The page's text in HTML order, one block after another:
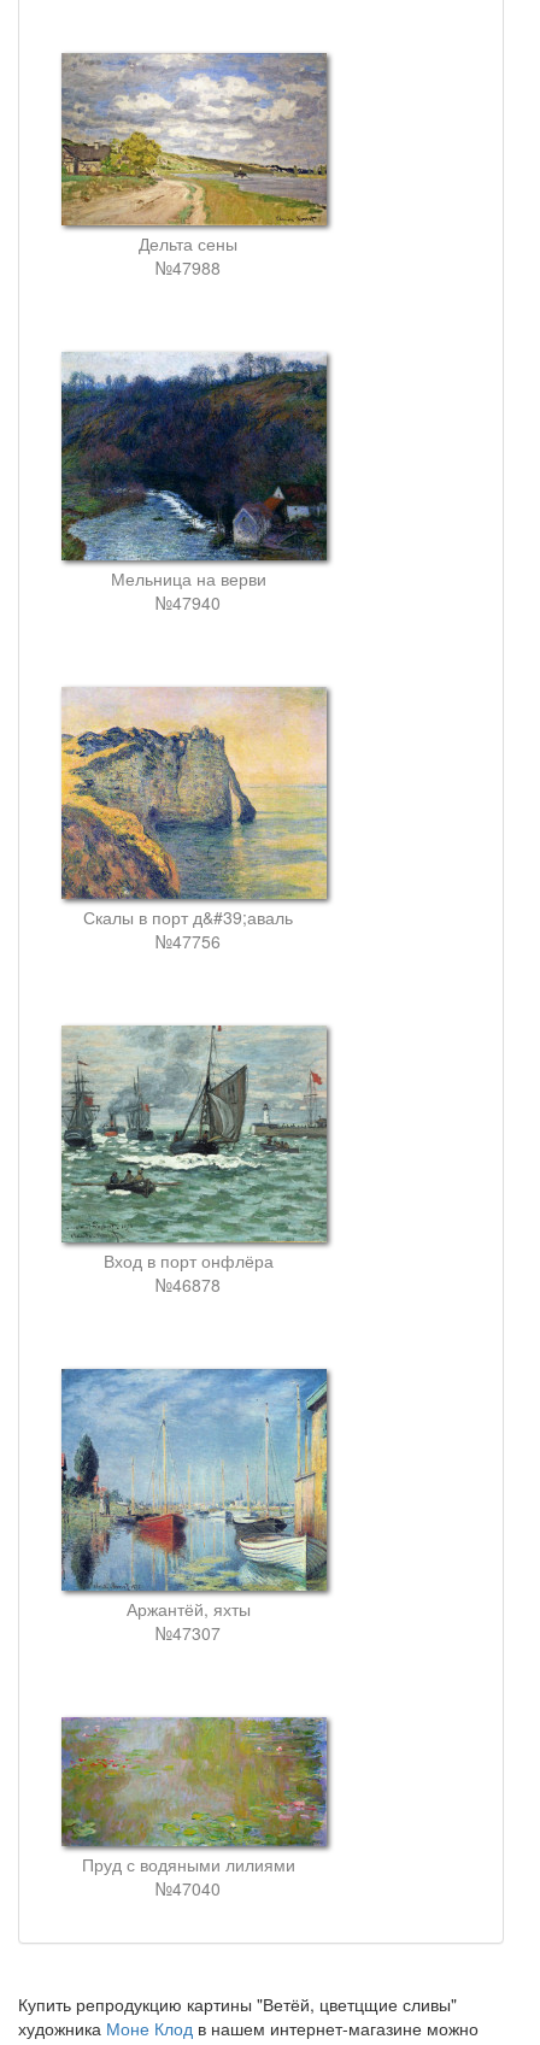
Дельта сены
№47988
Мельница на верви
№47940
Скалы в порт д&#39;аваль
№47756
Вход в порт онфлёра
№46878
Аржантёй, яхты
№47307
Пруд с водяными лилиями
№47040
Купить репродукцию картины "Ветёй, цветцщие сливы"
художника Моне Клод в нашем интернет-магазине можно